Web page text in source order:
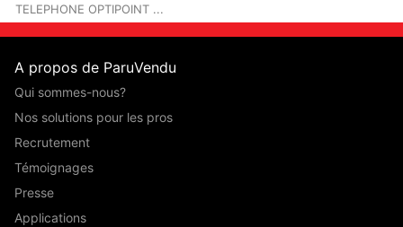
TELEPHONE OPTIPOINT ...
A propos de ParuVendu
Qui sommes-nous?
Nos solutions pour les pros
Recrutement
Témoignages
Presse
Applications